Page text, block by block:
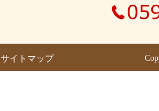
サイトマップ